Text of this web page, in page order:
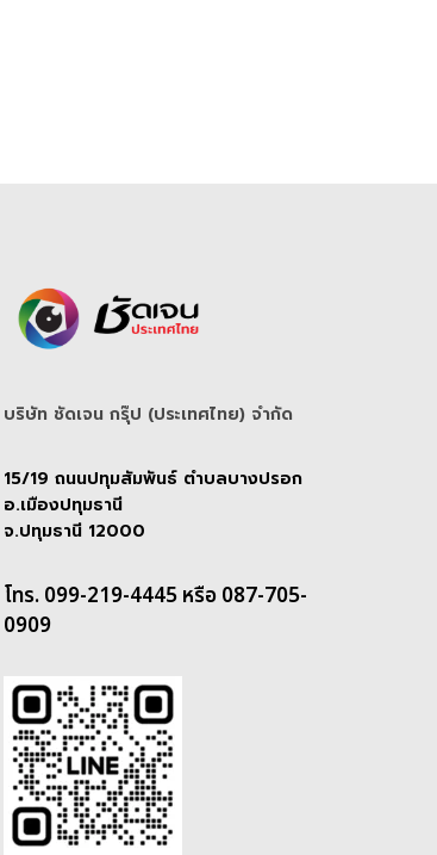
บริษัท ชัดเจน กรุ๊ป (ประเทศไทย) จํากัด
15/19 ถนนปทุมสัมพันธ์ ตำบลบางปรอก
อ.เมืองปทุมธานี
จ.ปทุมธานี 12000
โทร. 099-219-4445 หรือ 087-705-
0909